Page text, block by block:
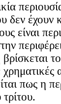
δεν έχουν
είναι
χρηματικές
πως η